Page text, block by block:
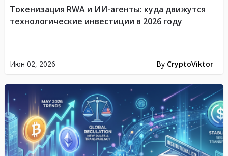
Июн 02, 2026 By CryptoViktor
Токенизация RWA и ИИ-агенты: куда движутся
технологические инвестиции в 2026 году